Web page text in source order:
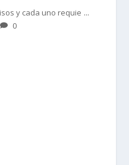
y cada uno requie ...
0